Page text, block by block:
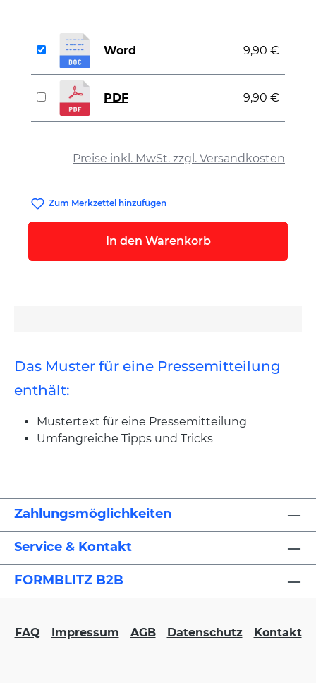
Preise inkl. MwSt. zzgl. Versandkosten
Word 9,90 €
PDF 9,90 €
Zum Merkzettel hinzufügen
In den Warenkorb
Das Muster für eine Pressemitteilung
enthält:
Mustertext für eine Pressemitteilung
Umfangreiche Tipps und Tricks
Zahlungsmöglichkeiten
Service & Kontakt
FORMBLITZ B2B
FAQ Impressum AGB Datenschutz Kontakt